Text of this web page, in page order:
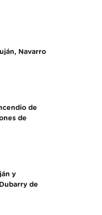
Navarro
de
de
y
de